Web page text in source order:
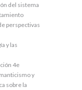
del sistema
perspectivas
y las
4e
y
sobre la